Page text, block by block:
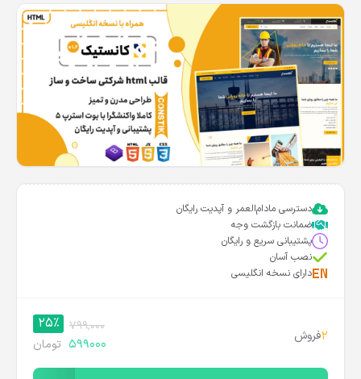
دسترسی مادام‌العمر و آپدیت رایگان
ضمانت بازگشت وجه
پشتیبانی سریع و رایگان
نصب آسان
دارای نسخه انگلیسی
2فروش
799,000
25%
599000 تومان